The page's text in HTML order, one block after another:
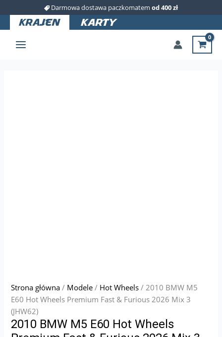
do
treści
Darmowa dostawa paczkomatem od 400 zł
Strona główna / Modele / Hot Wheels / 2010 BMW M5
E60 Hot Wheels Premium Fast & Furious 2026 Mix 3
(JHW62)
2010 BMW M5 E60 Hot Wheels